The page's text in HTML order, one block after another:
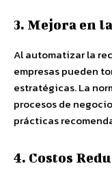
3. Mejora en
Al automatizar la
empresas pueden
estratégicas. La
procesos de
prácticas
4. Costos